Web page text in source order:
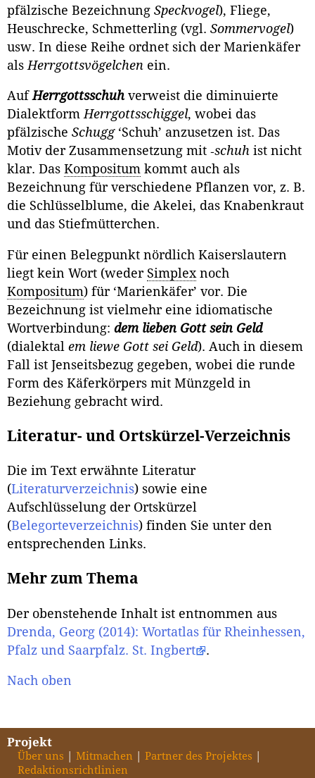
pfälzi­sche Bezeichnung Speckvogel), Fliege,
Heuschrecke, Schmetterling (vgl. Sommervogel)
usw. In diese Reihe ordnet sich der Marienkäfer
als Herr­gottsvögelchen ein.
AufHerrgottsschuhverweist die diminuierte
DialektformHerrgotts­schiggel, wobei das
pfälzische Schugg‘Schuh’ anzusetzen ist. Das
Motiv der Zusammensetzung mit ‑schuh ist nicht
klar. Das Kompositum kommt auch als
Bezeichnung für verschiedene Pflanzen vor, z. B.
die Schlüsselblume, die Akelei, das Knabenkraut
und das Stiefmütterchen.
Für einen Belegpunkt nördlich Kaiserslautern
liegt kein Wort (weder Simplexnoch
Kompositum) für ‘Marienkäfer’ vor. Die
Bezeichnung ist vielmehr eine idiomatische
Wortverbindung: dem lieben Gott sein Geld
(dialektal em liewe Gott sei Geld). Auch in diesem
Fall ist Jenseitsbezug gege­ben, wobei die runde
Form des Käferkörpers mit Münzgeld in
Beziehung gebracht wird.
Literatur- und Ortskürzel-Verzeichnis
Die im Text erwähnte Literatur
(Literaturverzeichnis) sowie eine
Aufschlüsselung der Ortskürzel
(Belegorteverzeichnis) finden Sie unter den
entsprechenden Links.
Mehr zum Thema
Der obenstehende Inhalt ist entnommen aus
Drenda, Georg (2014): Wortatlas für Rheinhessen,
Pfalz und Saarpfalz. St. Ingbert
.
Nach oben
Projekt
Über uns Mitmachen
Partner des Projektes
Redaktionsrichtlinien